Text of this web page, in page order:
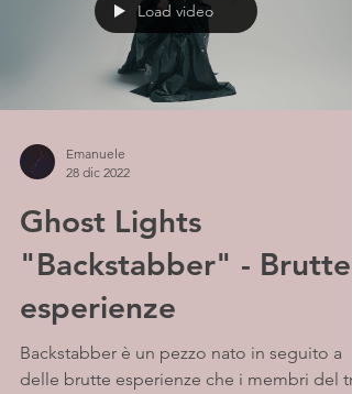
Load video
Emanuele
28 dic 2022
Ghost Lights
"Backstabber" - Brutte
esperienze
Backstabber è un pezzo nato in seguito a
delle brutte esperienze che i membri del